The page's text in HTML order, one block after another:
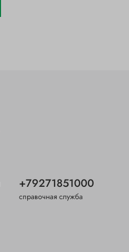
+79271851000
справочная служба